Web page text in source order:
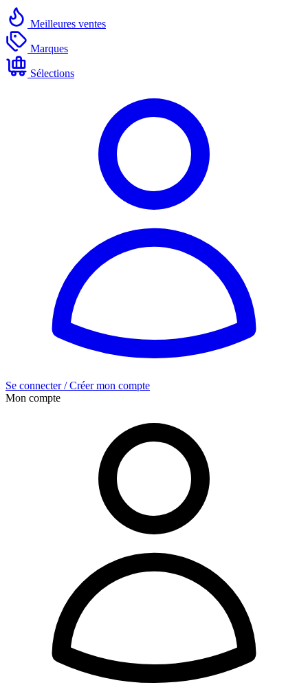
Meilleures ventes
Marques
Sélections
Se connecter / Créer mon compte
Mon compte